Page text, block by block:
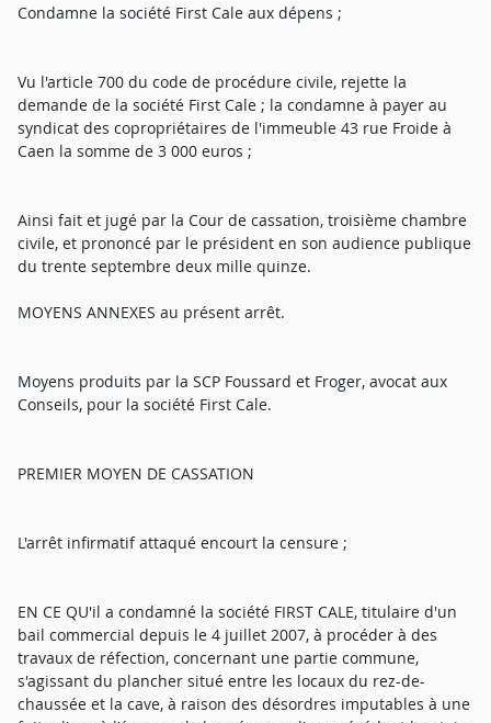
Condamne la société First Cale aux dépens ;
Vu l'article 700 du code de procédure civile, rejette la
demande de la société First Cale ; la condamne à payer au
syndicat des copropriétaires de l'immeuble 43 rue Froide à
Caen la somme de 3 000 euros ;
Ainsi fait et jugé par la Cour de cassation, troisième chambre
civile, et prononcé par le président en son audience publique
du trente septembre deux mille quinze.
MOYENS ANNEXES au présent arrêt.
Moyens produits par la SCP Foussard et Froger, avocat aux
Conseils, pour la société First Cale.
PREMIER MOYEN DE CASSATION
L'arrêt infirmatif attaqué encourt la censure ;
EN CE QU'il a condamné la société FIRST CALE, titulaire d'un
bail commercial depuis le 4 juillet 2007, à procéder à des
travaux de réfection, concernant une partie commune,
s'agissant du plancher situé entre les locaux du rez-de-
chaussée et la cave, à raison des désordres imputables à une